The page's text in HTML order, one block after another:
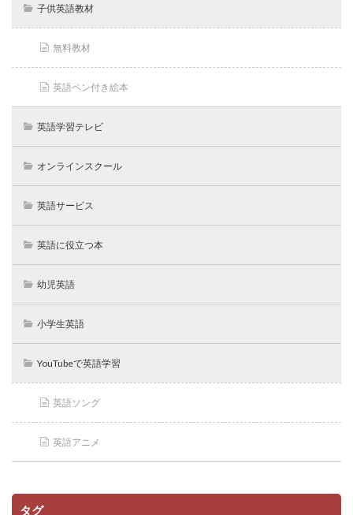
子供英語教材
無料教材
英語ペン付き絵本
英語学習テレビ
オンラインスクール
英語サービス
英語に役立つ本
幼児英語
小学生英語
YouTubeで英語学習
英語ソング
英語アニメ
タグ